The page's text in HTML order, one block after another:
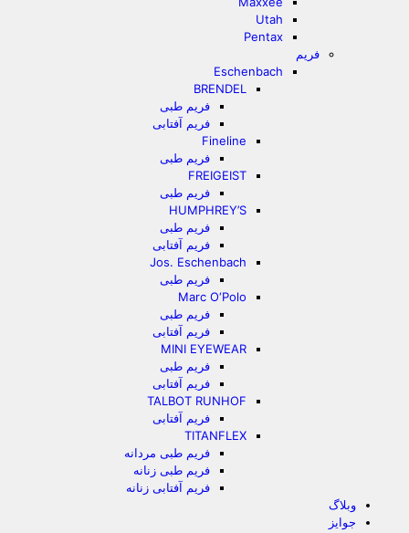
Utah
Pentax
فریم
Eschenbach
BRENDEL
فریم طبی
فریم آفتابی
Fineline
فریم طبی
FREIGEIST
فریم طبی
HUMPHREY’S
فریم طبی
فریم آفتابی
Jos. Eschenbach
فریم طبی
Marc O‘Polo
فریم طبی
فریم آفتابی
MINI EYEWEAR
فریم طبی
فریم آفتابی
TALBOT RUNHOF
فریم آفتابی
TITANFLEX
فریم طبی مردانه
فریم طبی زنانه
فریم آفتابی زنانه
وبلاگ
جوایز